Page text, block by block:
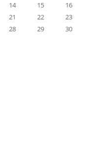
14 15
16
21 22
23
28 29
30